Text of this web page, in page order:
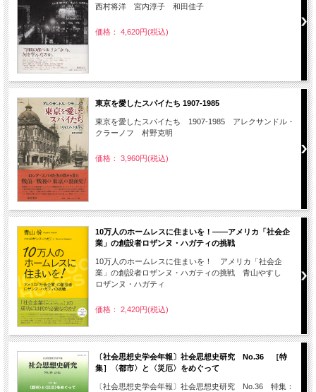
西村将洋 宮内淳子 和田佳子
価格： 4,620円(税込)
東京を愛したスパイたち 1907-1985
東京を愛したスパイたち 1907-1985 アレクサンドル・
クラーノフ 村野克明
価格： 3,960円(税込)
10万人のホームレスに住まいを！――アメリカ「社会企
業」の創設者ロザンヌ・ハガティの挑戦
10万人のホームレスに住まいを！ アメリカ「社会企
業」の創設者ロザンヌ・ハガティの挑戦 青山やすし
ロザンヌ・ハガティ
価格： 2,420円(税込)
〔社会思想史学会年報〕社会思想史研究 No.36 ［特
集］〈都市〉と〈災厄〉をめぐって
〔社会思想史学会年報〕社会思想史研究 No.36 特集：